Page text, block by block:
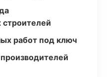
работ под ключ